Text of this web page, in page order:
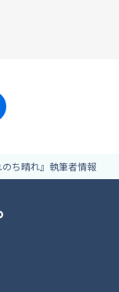
ち晴れ』執筆者情報